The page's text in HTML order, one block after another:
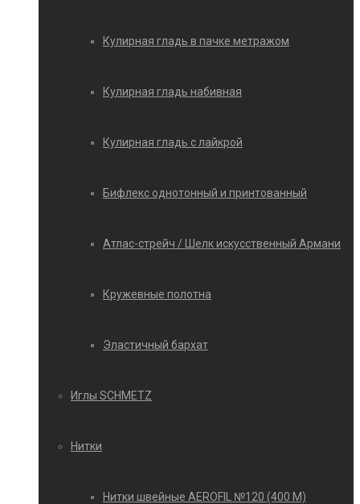
Кулирная гладь в пачке метражом
Кулирная гладь набивная
Кулирная гладь с лайкрой
Бифлекс однотонный и принтованный
Атлас-стрейч / Шелк искусственный Армани
Кружевные полотна
Эластичный бархат
Иглы SCHMETZ
Нитки
Нитки швейные AEROFIL №120 (400 М)